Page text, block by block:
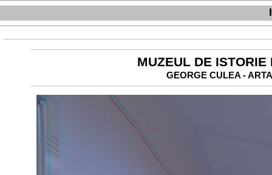
MUZEUL DE
GEORGE CULEA -